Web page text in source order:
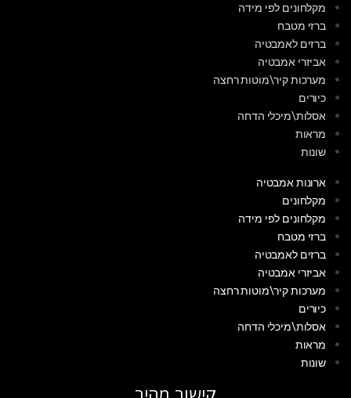
מקלחונים לפי מידה
ברזי מטבח
ברזים לאמבטיה
אביזרי אמבטיה
מערכות קיר\מוטות רחצה
כיורים
אסלות\מיכלי הדחה
מראות
שונות
ארונות אמבטיה
מקלחונים
מקלחונים לפי מידה
ברזי מטבח
ברזים לאמבטיה
אביזרי אמבטיה
מערכות קיר\מוטות רחצה
כיורים
אסלות\מיכלי הדחה
מראות
שונות